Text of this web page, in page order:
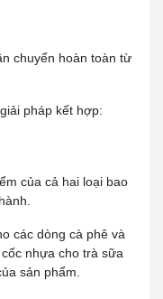
chuyển hoàn toàn từ
pháp kết hợp:
của cả hai loại bao
các dòng cà phê và
nhựa cho trà sữa
sản phẩm.